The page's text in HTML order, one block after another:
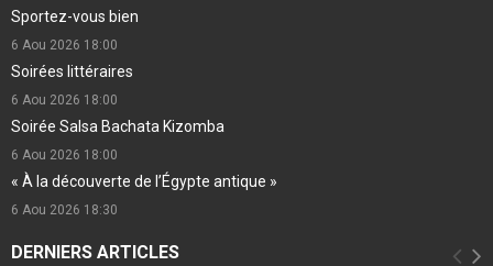
Sportez-vous bien
6 Aou 2026 18:00
Soirées littéraires
6 Aou 2026 18:00
Soirée Salsa Bachata Kizomba
6 Aou 2026 18:00
« À la découverte de l’Égypte antique »
6 Aou 2026 18:30
DERNIERS ARTICLES